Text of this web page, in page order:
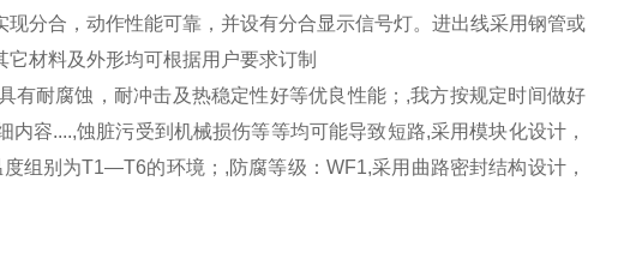
分合，动作性能可靠，并设有分合显示信号灯。进出线采用钢管或
材料及外形均可根据用户要求订制
有耐腐蚀，耐冲击及热稳定性好等优良性能；,我方按规定时间做好
容....,蚀脏污受到机械损伤等等均可能导致短路,采用模块化设计，
组别为T1—T6的环境；,防腐等级：WF1,采用曲路密封结构设计，